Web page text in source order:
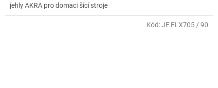
jehly AKRA pro domaci šicí stroje
Kód:JE ELX705 / 90